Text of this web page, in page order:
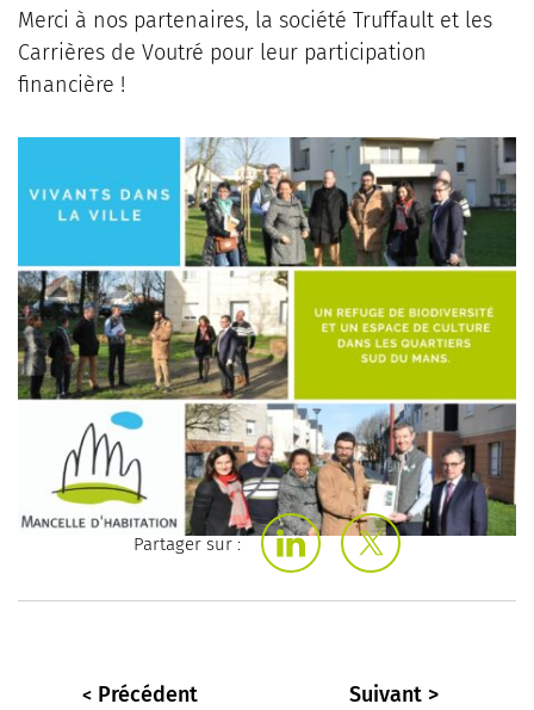
Partager sur :
Merci à nos partenaires, la société Truffault et les
Carrières de Voutré pour leur participation
financière !
Précédent Suivant